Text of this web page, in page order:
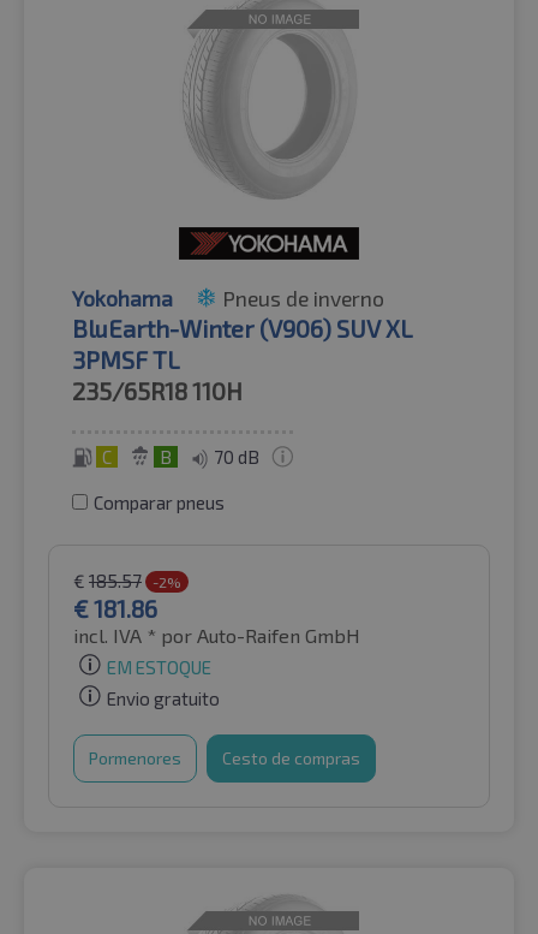
Yokohama Pneus de inverno
BluEarth-Winter (V906) SUV XL
3PMSF TL
235/65R18110H
C B 70 dB
Comparar pneus
€ 185.57 -2%
€181.86
incl. IVA * por Auto-Raifen GmbH
EM ESTOQUE
Envio gratuito
Pormenores Cesto de compras